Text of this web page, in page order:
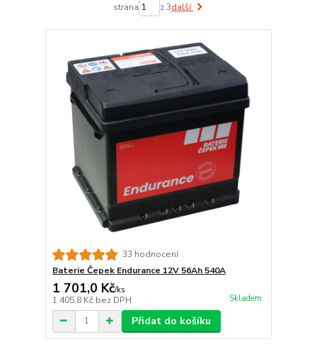
strana z 3další
33 hodnocení
Baterie Čepek Endurance 12V 56Ah 540A
1 701,0 Kč/ks
1 405,8 Kč bez DPH Skladem
Přidat do košíku